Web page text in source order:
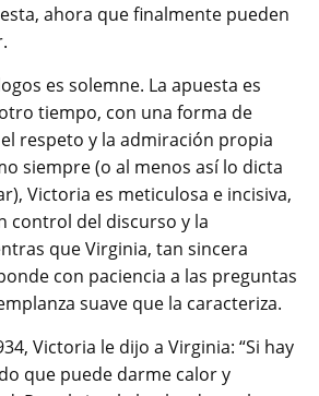
ahora que finalmente pueden
es solemne. La apuesta es
tiempo, con una forma de
respeto y la admiración propia
siempre (o al menos así lo dicta
Victoria es meticulosa e incisiva,
control del discurso y la
que Virginia, tan sincera
con paciencia a las preguntas
suave que la caracteriza.
Victoria le dijo a Virginia: “Si hay
que puede darme calor y